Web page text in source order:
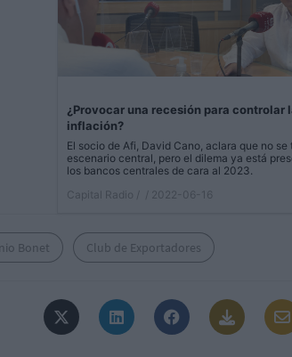
¿Provocar una recesión para controlar
inflación?
El socio de Afi, David Cano, aclara que no se
escenario central, pero el dilema ya está
los bancos centrales de cara al 2023.
Capital Radio /
/ 2022-06-16
Bonet Club de Exportadores